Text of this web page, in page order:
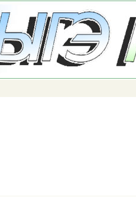
основному
содержанию